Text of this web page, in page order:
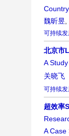
魏昕昱,
可持续发
北京市
A
关晓飞
可持续发
超效率
A Case